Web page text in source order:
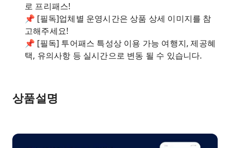
로 프리패스!
📌 [필독]업체별 운영시간은 상품 상세 이미지를 참
고해주세요!
📌 [필독] 투어패스 특성상 이용 가능 여행지, 제공혜
택, 유의사항 등 실시간으로 변동 될 수 있습니다.
상품설명